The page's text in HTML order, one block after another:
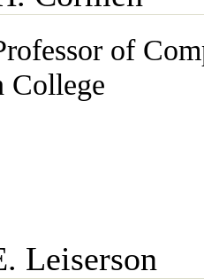
of
College
Leiserson